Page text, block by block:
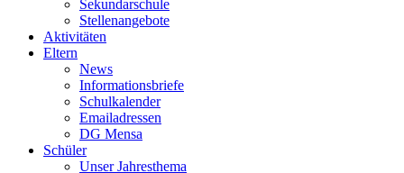
Sekundarschule
Stellenangebote
Aktivitäten
Eltern
News
Informationsbriefe
Schulkalender
Emailadressen
DG Mensa
Schüler
Unser Jahresthema